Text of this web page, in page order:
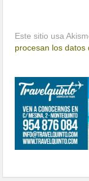
Este sitio usa
procesan los datos